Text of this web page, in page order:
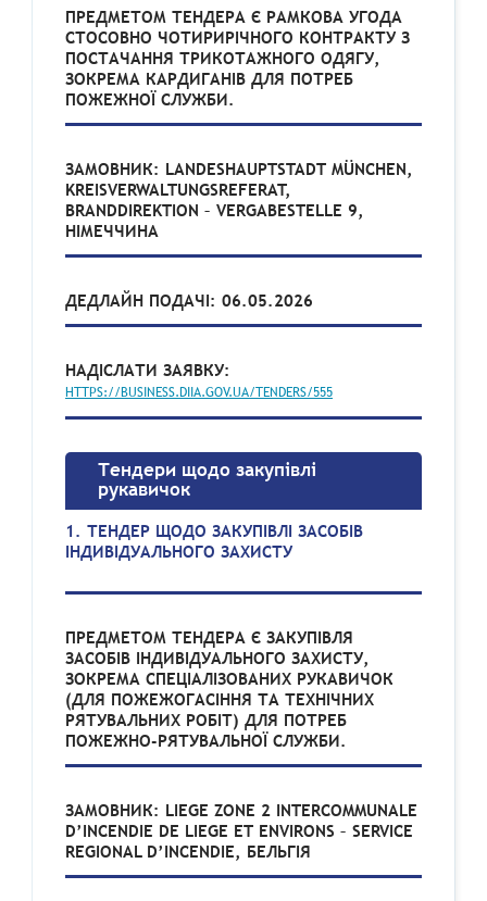
ПРЕДМЕТОМ ТЕНДЕРА Є РАМКОВА УГОДА
СТОСОВНО ЧОТИРИРІЧНОГО КОНТРАКТУ З
ПОСТАЧАННЯ ТРИКОТАЖНОГО ОДЯГУ,
ЗОКРЕМА КАРДИГАНІВ ДЛЯ ПОТРЕБ
ПОЖЕЖНОЇ СЛУЖБИ.
ЗАМОВНИК: LANDESHAUPTSTADT MÜNCHEN,
KREISVERWALTUNGSREFERAT,
BRANDDIREKTION – VERGABESTELLE 9,
НІМЕЧЧИНА
ДЕДЛАЙН ПОДАЧІ: 06.05.2026
НАДІСЛАТИ ЗАЯВКУ:
HTTPS://BUSINESS.DIIA.GOV.UA/TENDERS/555
Тендери щодо закупівлі
рукавичок
1. ТЕНДЕР ЩОДО ЗАКУПІВЛІ ЗАСОБІВ
ІНДИВІДУАЛЬНОГО ЗАХИСТУ
ПРЕДМЕТОМ ТЕНДЕРА Є ЗАКУПІВЛЯ
ЗАСОБІВ ІНДИВІДУАЛЬНОГО ЗАХИСТУ,
ЗОКРЕМА СПЕЦІАЛІЗОВАНИХ РУКАВИЧОК
(ДЛЯ ПОЖЕЖОГАСІННЯ ТА ТЕХНІЧНИХ
РЯТУВАЛЬНИХ РОБІТ) ДЛЯ ПОТРЕБ
ПОЖЕЖНО-РЯТУВАЛЬНОЇ СЛУЖБИ.
ЗАМОВНИК: LIEGE ZONE 2 INTERCOMMUNALE
D’INCENDIE DE LIEGE ET ENVIRONS – SERVICE
REGIONAL D’INCENDIE, БЕЛЬГІЯ